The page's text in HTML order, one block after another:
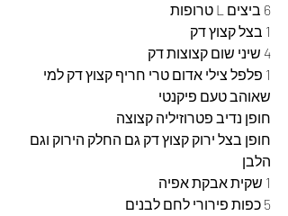
6 ביצים L טרופות
1 בצל קצוץ דק
4 שיני שום קצוצות דק
1 פלפל צילי אדום טרי חריף קצוץ דק למי
שאוהב טעם פיקנטי
חופן נדיב פטרוזיליה קצוצה
חופן בצל ירוק קצוץ דק גם החלק הירוק וגם
הלבן
1 שקית אבקת אפיה
5 כפות פירורי לחם לבנים